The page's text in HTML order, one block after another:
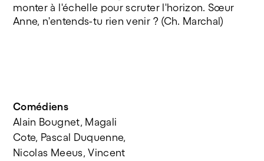
monter à l'échelle pour scruter l'horizon. Sœur
Anne, n'entends-tu rien venir ? (Ch. Marchal)
Comédiens
Alain Bougnet, Magali
Cote, Pascal Duquenne,
Nicolas Meeus, Vincent